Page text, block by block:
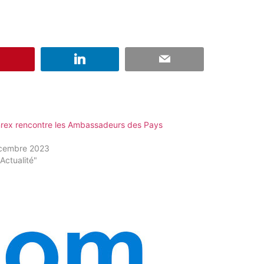
rencontre les Ambassadeurs des Pays
2023